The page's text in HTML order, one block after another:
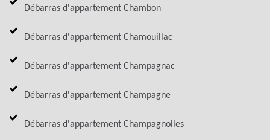
Débarras d'appartement Chambon
Débarras d'appartement Chamouillac
Débarras d'appartement Champagnac
Débarras d'appartement Champagne
Débarras d'appartement Champagnolles